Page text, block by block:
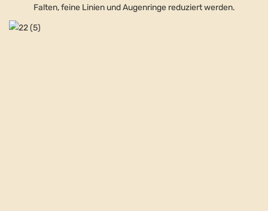
Falten, feine Linien und Augenringe reduziert werden.